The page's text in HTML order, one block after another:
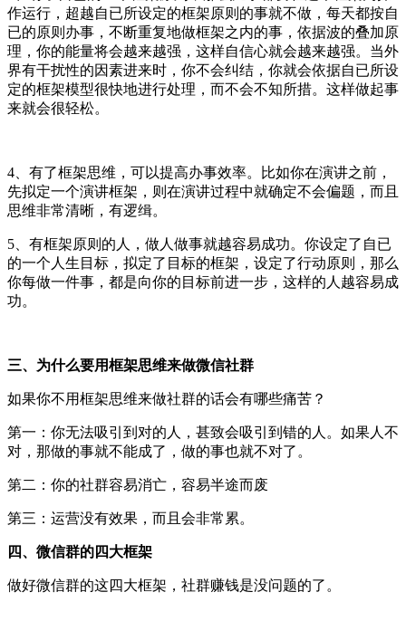
作运行，超越自已所设定的框架原则的事就不做，每天都按自
已的原则办事，不断重复地做框架之内的事，依据波的叠加原
理，你的能量将会越来越强，这样自信心就会越来越强。当外
界有干扰性的因素进来时，你不会纠结，你就会依据自已所设
定的框架模型很快地进行处理，而不会不知所措。这样做起事
来就会很轻松。
4、有了框架思维，可以提高办事效率。比如你在演讲之前，
先拟定一个演讲框架，则在演讲过程中就确定不会偏题，而且
思维非常清晰，有逻缉。
5、有框架原则的人，做人做事就越容易成功。你设定了自已
的一个人生目标，拟定了目标的框架，设定了行动原则，那么
你每做一件事，都是向你的目标前进一步，这样的人越容易成
功。
三、为什么要用框架思维来做微信社群
如果你不用框架思维来做社群的话会有哪些痛苦？
第一：你无法吸引到对的人，甚致会吸引到错的人。如果人不
对，那做的事就不能成了，做的事也就不对了。
第二：你的社群容易消亡，容易半途而废
第三：运营没有效果，而且会非常累。
四、微信群的四大框架
做好微信群的这四大框架，社群赚钱是没问题的了。